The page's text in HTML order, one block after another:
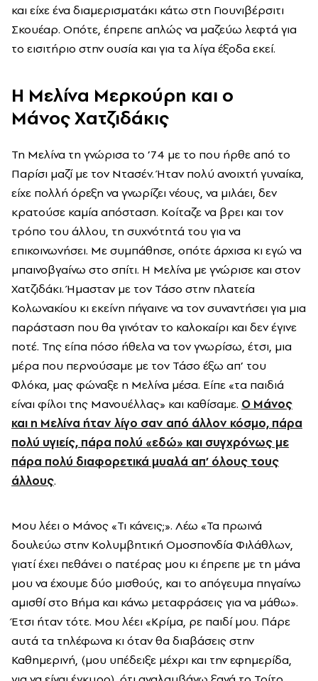
και είχε ένα διαμερισματάκι κάτω στη Γιουνιβέρσιτι
Σκουέαρ. Οπότε, έπρεπε απλώς να μαζεύω λεφτά για
το εισιτήριο στην ουσία και για τα λίγα έξοδα εκεί.
Η Μελίνα Μερκούρη και ο
ΜάνοςΧατζιδάκις
Τη Μελίνα τη γνώρισα το ’74 με το που ήρθε από το
Παρίσι μαζί με τον Ντασέν. Ήταν πολύ ανοιχτή γυναίκα,
είχε πολλή όρεξη να γνωρίζει νέους, να μιλάει, δεν
κρατούσε καμία απόσταση. Κοίταζε να βρει και τον
τρόπο του άλλου, τη συχνότητά του για να
επικοινωνήσει. Με συμπάθησε, οπότε άρχισα κι εγώ να
μπαινοβγαίνω στο σπίτι. Η Μελίνα με γνώρισε και στον
Χατζιδάκι. Ήμασταν με τον Τάσο στην πλατεία
Κολωνακίου κι εκείνη πήγαινε να τον συναντήσει για μια
παράσταση που θα γινόταν το καλοκαίρι και δεν έγινε
ποτέ. Της είπα πόσο ήθελα να τον γνωρίσω, έτσι, μια
μέρα που περνούσαμε με τον Τάσο έξω απ’ του
Φλόκα, μας φώναξε η Μελίνα μέσα. Είπε «τα παιδιά
είναι φίλοι της Μανουέλλας» και καθίσαμε. Ο Μάνος
και η Μελίνα ήταν λίγο σαν από άλλον κόσμο, πάρα
πολύ υγιείς, πάρα πολύ «εδώ» και συγχρόνως με
πάρα πολύ διαφορετικά μυαλά απ’ όλους τους
άλλους.
Μου λέει ο Μάνος «Τι κάνεις;». Λέω «Τα πρωινά
δουλεύω στην Κολυμβητική Ομοσπονδία Φιλάθλων,
γιατί έχει πεθάνει ο πατέρας μου κι έπρεπε με τη μάνα
μου να έχουμε δύο μισθούς, και το απόγευμα πηγαίνω
αμισθί στο Βήμα και κάνω μεταφράσεις για να μάθω».
Έτσι ήταν τότε. Μου λέει «Κρίμα, ρε παιδί μου. Πάρε
αυτά τα τηλέφωνα κι όταν θα διαβάσεις στην
Καθημερινή, (μου υπέδειξε μέχρι και την εφημερίδα,